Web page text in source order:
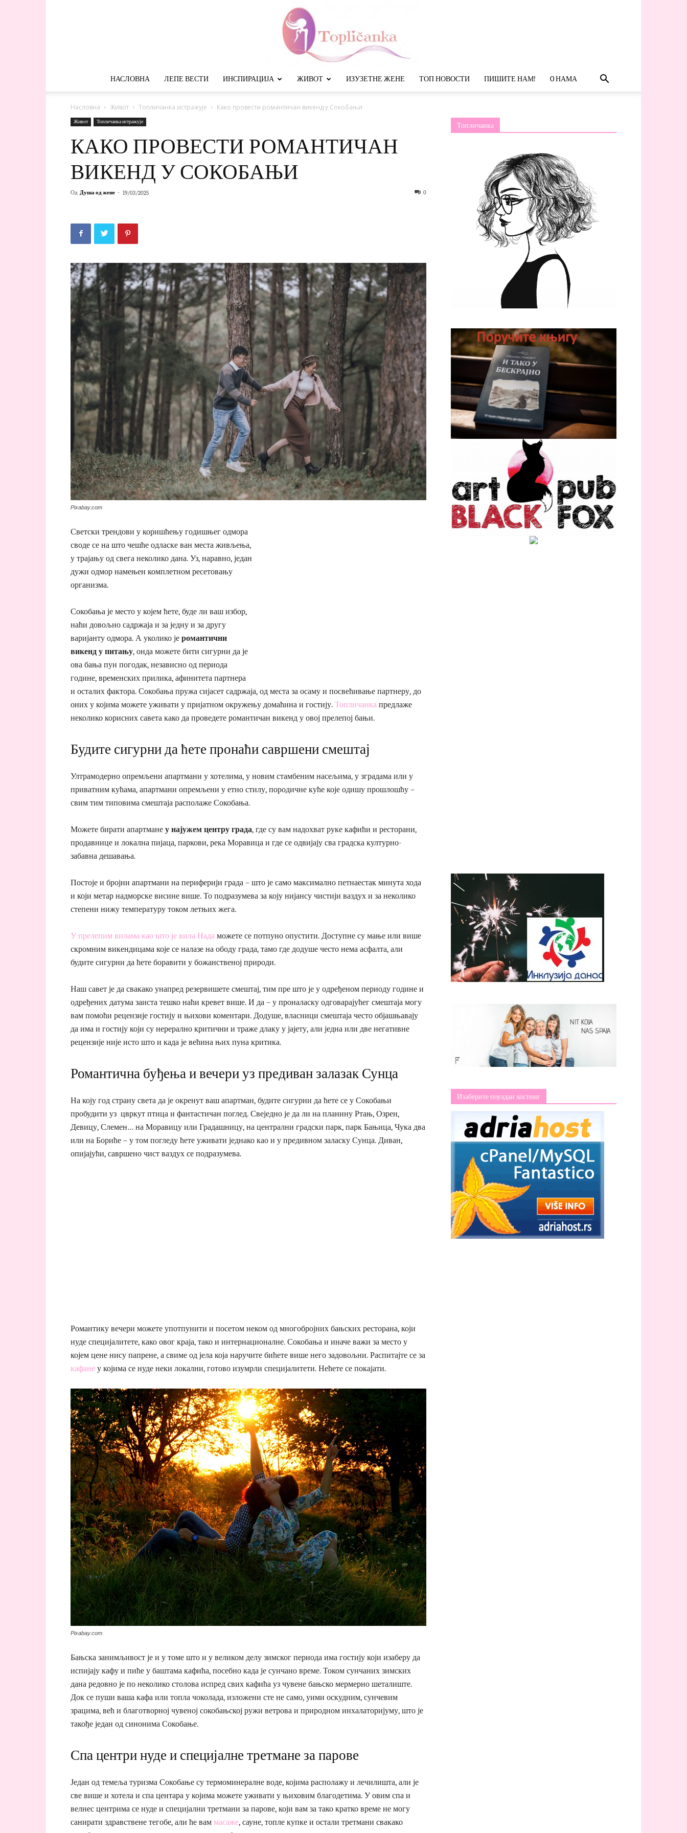
НАСЛОВНА ЛЕПЕ ВЕСТИ ИНСПИРАЦИЈА ЖИВОТ ИЗУЗЕТНЕ ЖЕНЕ ТОП НОВОСТИ ПИШИТЕ НАМ! O НАМА
Насловна Живот Топличанка истражује Како провести романтичан викенд у Сокобањи
Живот Топличанка истражује
КАКО ПРОВЕСТИ РОМАНТИЧАН
ВИКЕНД У СОКОБАЊИ
Од Душа од жене - 19/03/2025 0
Pixabay.com
Светски трендови у коришћењу годишњег одмора
своде се на што чешће одласке ван места живљења,
у трајању од свега неколико дана. Уз, наравно, један
дужи одмор намењен комплетном ресетовању
организма.
Сокобања је место у којем ћете, буде ли ваш избор,
наћи довољно садржаја и за једну и за другу
варијанту одмора. А уколико је романтични
викенд у питању, онда можете бити сигурни да је
ова бања пун погодак, независно од периода
године, временских прилика, афинитета партнера
и осталих фактора. Сокобања пружа сијасет садржаја, од места за осаму и посвећивање партнеру, до
оних у којима можете уживати у пријатном окружењу домаћина и гостију. Топличанка предлаже
неколико корисних савета како да проведете романтичан викенд у овој прелепој бањи.
Будите сигурни да ћете пронаћи савршени смештај
Ултрамодерно опремљени апартмани у хотелима, у новим стамбеним насељима, у зградама или у
приватним кућама, апартмани опремљени у етно стилу, породичне куће које одишу прошлошћу –
свим тим типовима смештаја располаже Сокобања.
Можете бирати апартмане у најужем центру града, где су вам надохват руке кафићи и ресторани,
продавнице и локална пијаца, паркови, река Моравица и где се одвијају сва градска културно-
забавна дешавања.
Постоје и бројни апартмани на периферији града – што је само максимално петнаестак минута хода
и који метар надморске висине више. То подразумева за коју нијансу чистији ваздух и за неколико
степени нижу температуру током летњих жега.
У прелепим вилама као што је вила Нада можете се потпуно опустити. Доступне су мање или више
скромним викендицама које се налазе на ободу града, тамо где додуше често нема асфалта, али
будите сигурни да ћете боравити у божанственој природи.
Наш савет је да свакако унапред резервишете смештај, тим пре што је у одређеном периоду године и
одређених датума заиста тешко наћи кревет више. И да – у проналаску одговарајућег смештаја могу
вам помоћи рецензије гостију и њихови коментари. Додуше, власници смештаја често објашњавају
да има и гостију који су нерерално критични и траже длаку у јајету, али једна или две негативне
рецензије није исто што и када је већина њих пуна критика.
Романтична буђења и вечери уз предиван залазак Сунца
На коју год страну света да је окренут ваш апартман, будите сигурни да ћете се у Сокобањи
пробудити уз цвркут птица и фантастичан поглед. Свеједно је да ли на планину Ртањ, Озрен,
Девицу, Слемен… на Моравицу или Градашницу, на централни градски парк, парк Бањица, Чука два
или на Бориће – у том погледу ћете уживати једнако као и у предивном заласку Сунца. Диван,
опијајући, савршено чист ваздух се подразумева.
Романтику вечери можете употпунити и посетом неком од многобројних бањских ресторана, који
нуде специјалитете, како овог краја, тако и интернационалне. Сокобања и иначе важи за место у
којем цене нису папрене, а свиме од јела која наручите бићете више него задовољни. Распитајте се за
кафане у којима се нуде неки локални, готово изумрли специјалитети. Нећете се покајати.
Pixabay.com
Бањска занимљивост је и у томе што и у великом делу зимског периода има гостију који изаберу да
испијају кафу и пиће у баштама кафића, посебно када је сунчано време. Током сунчаних зимских
дана редовно је по неколико столова испред свих кафића уз чувене бањско мермерно шеталиште.
Док се пуши ваша кафа или топла чоколада, изложени сте не само, уими оскудним, сунчевим
зрацима, већ и благотворној чувеној сокобањској ружи ветрова и природном инхалаторијуму, што је
такође један од синонима Сокобање.
Спа центри нуде и специјалне третмане за парове
Један од темеља туризма Сокобање су термоминералне воде, којима располажу и лечилишта, али је
све више и хотела и спа центара у којима можете уживати у њиховим благодетима. У овим спа и
велнес центрима се нуде и специјални третмани за парове, који вам за тако кратко време не могу
санирати здравствене тегобе, али ће вам масаже, сауне, топле купке и остали третмани свакако
Топличанка
Изаберите поуздан хостинг